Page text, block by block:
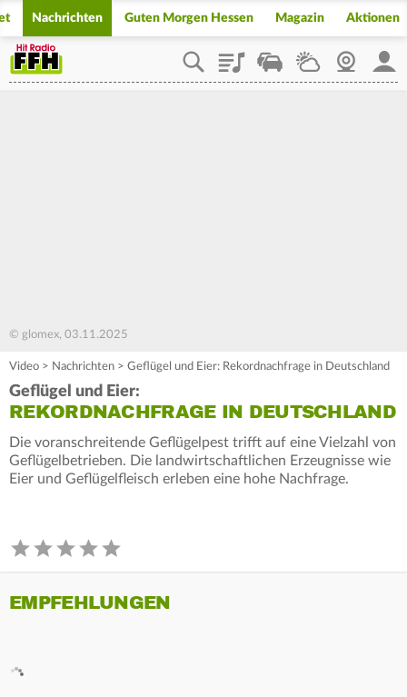
Nachrichten Guten Morgen Hessen Magazin Aktionen
PlaylistStaupilotWetterWebcam
© glomex, 03.11.2025
Video > Nachrichten > Geflügel und Eier: Rekordnachfrage in Deutschland
Geflügel und Eier:
REKORDNACHFRAGE IN DEUTSCHLAND
Die voranschreitende Geflügelpest trifft auf eine Vielzahl von
Geflügelbetrieben. Die landwirtschaftlichen Erzeugnisse wie
Eier und Geflügelfleisch erleben eine hohe Nachfrage.
EMPFEHLUNGEN